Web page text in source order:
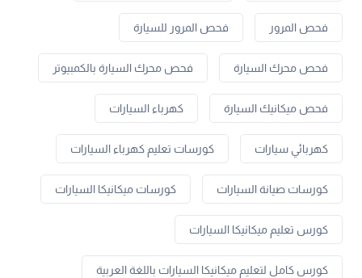
فحص المرور فحص المرور للسيارة
فحص محرك السيارة فحص محرك السيارة بالكمبيوتر
فحص ميكانيك السيارة كهرباء السيارات
كهربائي سيارات كورسات تعليم كهرباء السيارات
كورسات صيانة السيارات كورسات ميكانيكا السيارات
كورس تعليم ميكانيكا السيارات
كورس كامل لتعليم ميكانيكا السيارات باللغة العربية